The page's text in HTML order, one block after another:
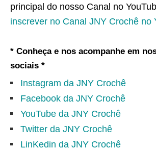
principal do nosso Canal no
inscrever no Canal JNY Crochê no
* Conheça e nos acompanhe em
sociais *
Instagram da JNY Crochê
Facebook da JNY Crochê
YouTube da JNY Crochê
Twitter da JNY Crochê
LinKedin da JNY Crochê